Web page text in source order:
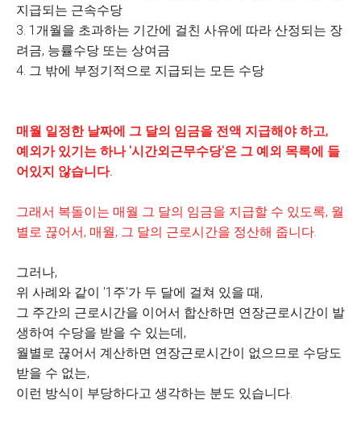
지급되는 근속수당
3. 1개월을 초과하는 기간에 걸친 사유에 따라 산정되는 장
려금, 능률수당 또는 상여금
4. 그 밖에 부정기적으로 지급되는 모든 수당
매월 일정한 날짜에 그 달의 임금을 전액 지급해야 하고,
예외가 있기는 하나 '시간외근무수당'은 그 예외 목록에 들
어있지 않습니다.
그래서 복돌이는 매월 그 달의 임금을 지급할 수 있도록, 월
별로 끊어서, 매월, 그 달의 근로시간을 정산해 줍니다.
그러나,
위 사례와 같이 '1주'가 두 달에 걸쳐 있을 때,
그 주간의 근로시간을 이어서 합산하면 연장근로시간이 발
생하여 수당을 받을 수 있는데,
월별로 끊어서 계산하면 연장근로시간이 없으므로 수당도
받을 수 없는,
이런 방식이 부당하다고 생각하는 분도 있습니다.